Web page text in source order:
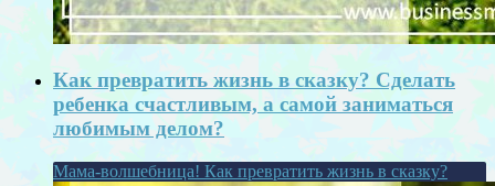
Как превратить жизнь в сказку? Сделать
ребенка счастливым, а самой заниматься
любимым делом?
Мама-волшебница! Как превратить жизнь в сказку?